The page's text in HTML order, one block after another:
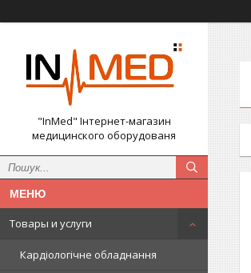
"InMed" Інтернет-магазин
медицинского оборудованя
Товары и услуги
Кардіологічне обладнання